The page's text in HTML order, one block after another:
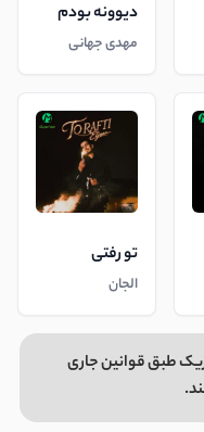
دیوونه بودم
مهدی جهانی
تو رفتی
الجان
طبق قوانین جاری